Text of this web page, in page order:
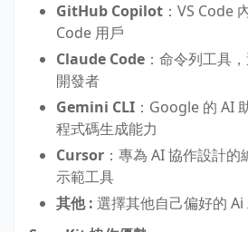
GitHub Copilot ：VS Code
Code 用戶
Claude Code ：命令列工具
開發者
Gemini CLI ：Google 的 AI
程式碼生成能力
Cursor ：專為 AI 協作設計
示範工具
其他 : 選擇其他自己偏好的 Ai